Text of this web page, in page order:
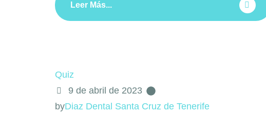
Leer Más...
Quiz
9 de abril de 2023
byDiaz Dental Santa Cruz de Tenerife